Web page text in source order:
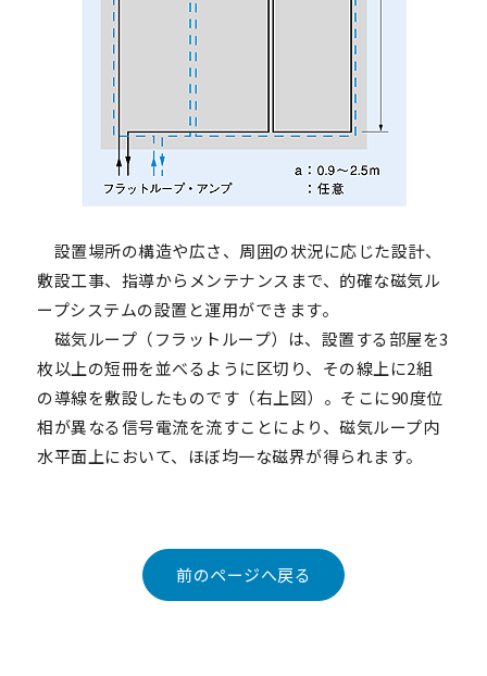
設置場所の構造や広さ、周囲の状況に応じた設計、
敷設工事、指導からメンテナンスまで、的確な磁気ル
ープシステムの設置と運用ができます。
磁気ループ（フラットループ）は、設置する部屋を3
枚以上の短冊を並べるように区切り、その線上に2組
の導線を敷設したものです（右上図）。そこに90度位
相が異なる信号電流を流すことにより、磁気ループ内
水平面上において、ほぼ均一な磁界が得られます。
前のページへ戻る